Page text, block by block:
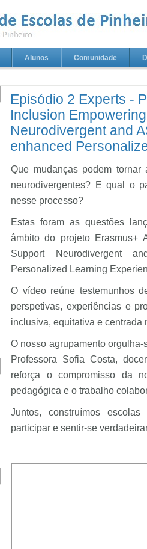
Alunos Comunidade
Episódio 2 Experts -
Inclusion
Neurodivergent and
enhanced
Que mudanças podem
neurodivergentes? E qual o
nesse processo?
Estas foram as questões
âmbito do projeto Erasmus+
Support Neurodivergent
Personalized Learning
O vídeo reúne testemunhos
perspetivas, experiências e
inclusiva, equitativa e
O nosso agrupamento
Professora Sofia Costa,
reforça o compromisso da
pedagógica e o trabalho
Juntos, construímos
participar e sentir-se